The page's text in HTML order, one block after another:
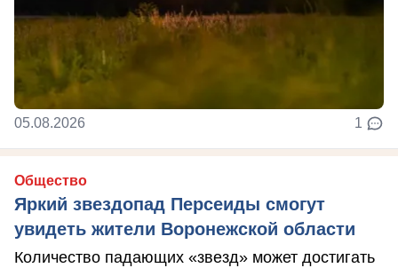
05.08.2026 1
Общество
Яркий звездопад Персеиды смогут
увидеть жители Воронежской области
Количество падающих «звезд» может достигать